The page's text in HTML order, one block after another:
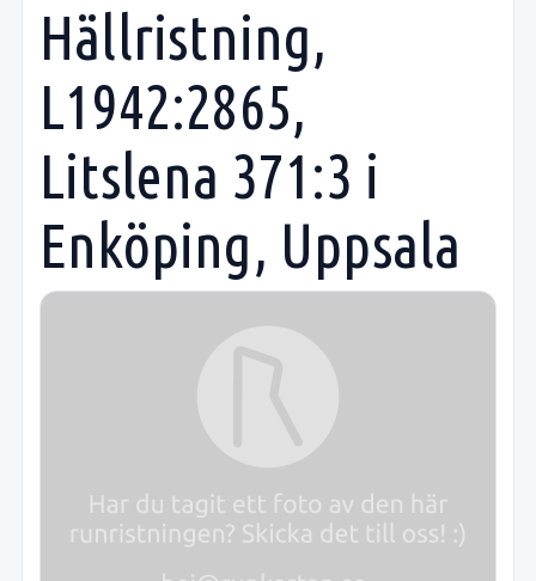
Hällristning,
L1942:2865,
Litslena 371:3 i
Enköping, Uppsala